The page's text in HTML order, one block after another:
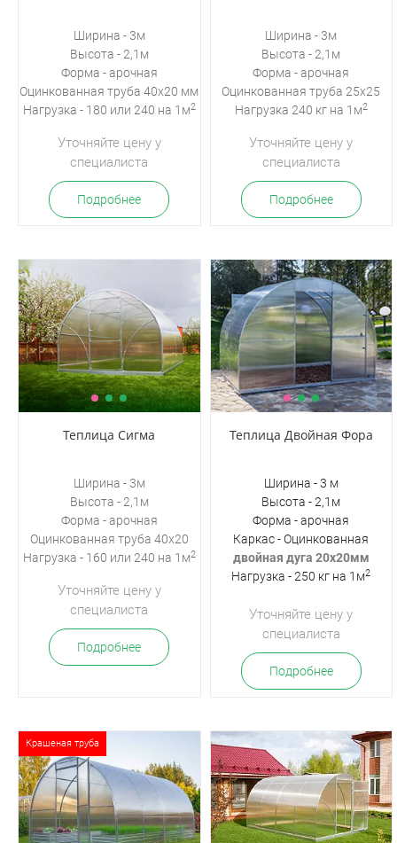
Ширина - 3м
Высота - 2,1м
Форма - арочная
Оцинкованнаятруба 40х20 мм
Нагрузка - 180 или 240 на 1м2
Уточняйте цену у
специалиста
Подробнее
Ширина - 3м
Высота - 2,1м
Форма - арочная
Оцинкованная труба 25х25
Нагрузка 240 кг на 1м2
Уточняйте цену у
специалиста
Подробнее
Теплица Сигма
Ширина - 3м
Высота - 2,1м
Форма - арочная
Оцинкованная труба 40х20
Нагрузка - 160 или 240 на 1м2
Уточняйте цену у
специалиста
Подробнее
Теплица Двойная Фора
Ширина - 3 м
Высота - 2,1м
Форма - арочная
Каркас - Оцинкованная
двойная дуга 20х20мм
Нагрузка - 250 кг на 1м2
Уточняйте цену у
специалиста
Подробнее
Крашеная труба